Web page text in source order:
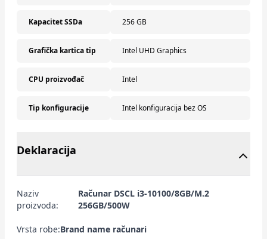
Kapacitet SSDa 256 GB
Grafička kartica tip Intel UHD Graphics
CPU proizvođač Intel
Tip konfiguracije Intel konfiguracija bez OS
Deklaracija
Naziv
proizvoda:
Računar DSCL i3-10100/8GB/M.2
256GB/500W
Vrsta robe:Brand name računari